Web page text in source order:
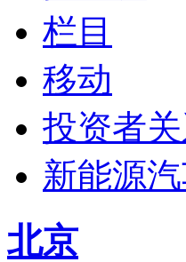
栏目
移动
投资者
新能源
北京